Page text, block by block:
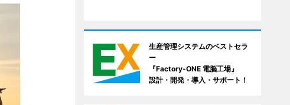
生産管理システムのベストセラ
ー
『Factory-ONE 電脳工場』
設計・開発・導入・サポート！